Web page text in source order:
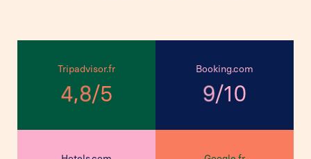
Tripadvisor.fr
4,8/5
Booking.com
9/10